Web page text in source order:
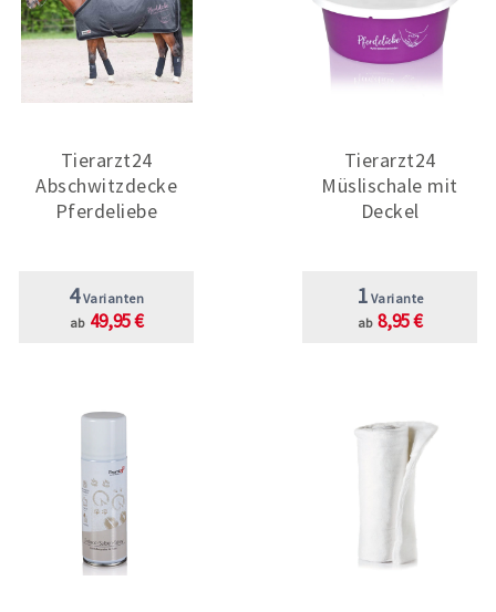
Tierarzt24
Abschwitzdecke
Pferdeliebe
4Varianten
ab 49,95 €
Tierarzt24
Müslischale mit
Deckel
1 Variante
ab 8,95 €